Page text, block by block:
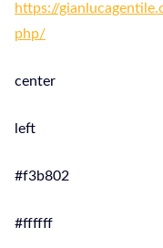
https://
php/
center
left
#f3b802
#ffffff